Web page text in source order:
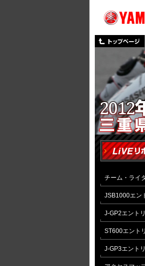
チーム・ライ
JSB1000エン
J-GP2エント
ST600エント
J-GP3エント